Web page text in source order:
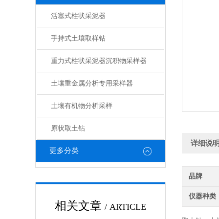
活塞式柱状采泥器
手持式土壤取样钻
重力式柱状采泥器沉积物采样器
土壤重金属分析专用采样器
土壤有机物分析采样
原状取土钻
更多分类
相关文章 / ARTICLE
详细说
品牌
仪器种类